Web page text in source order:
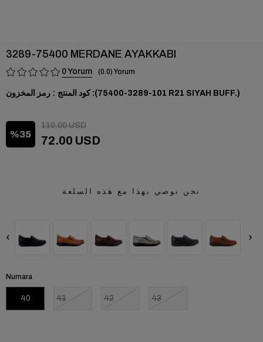
3289-75400 MERDANE AYAKKABI
0 0.0
رمز المخزون (101-3289-75400 R21 SIYAH BUFF.)
35
110.00 USD
72.00 USD
نحن نوصي بهذا مع هذه السلعة
‹ ›
Numara
40 41 42 43